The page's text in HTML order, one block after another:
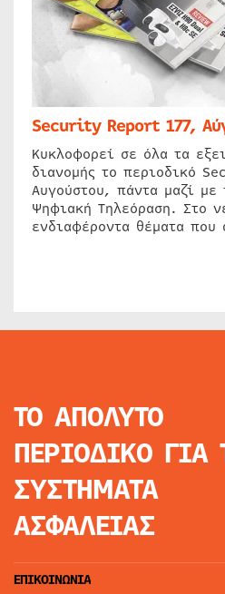
Security Report 177,
Κυκλοφορεί σε όλα τα
διανομής το περιοδικό
Αυγούστου, πάντα μαζί με
Ψηφιακή Τηλεόραση. Στο
ενδιαφέροντα θέματα που
ΤΟ ΑΠΟΛΥΤΟ
ΠΕΡΙΟΔΙΚΟ ΓΙΑ
ΣΥΣΤΗΜΑΤΑ
ΑΣΦΑΛΕΙΑΣ
ΕΠΙΚΟΙΝΩΝΙΑ